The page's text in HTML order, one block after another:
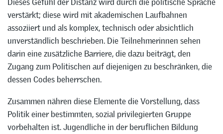
verstärkt; diese wird mit akademischen Laufbahnen
assoziiert und als komplex, technisch oder absichtlich
unverständlich beschrieben. Die Teilnehmerinnen sehen
darin eine zusätzliche Barriere, die dazu beiträgt, den
Zugang zum Politischen auf diejenigen zu beschränken, die
dessen Codes beherrschen.
Zusammen nähren diese Elemente die Vorstellung, dass
Politik einer bestimmten, sozial privilegierten Gruppe
vorbehalten ist. Jugendliche in der beruflichen Bildung